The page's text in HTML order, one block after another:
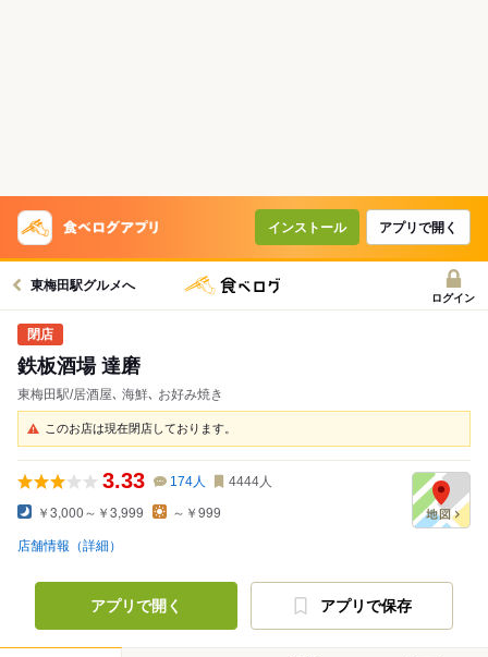
インストール アプリで開く
東梅田駅グルメへ
ログイン
鉄板酒場 達磨
東梅田駅/居酒屋､ 海鮮､ お好み焼き
このお店は現在閉店しております。
3.33 174人 4444人
￥3,000～￥3,999 ～￥999
店舗情報（詳細）
アプリで開く アプリで保存